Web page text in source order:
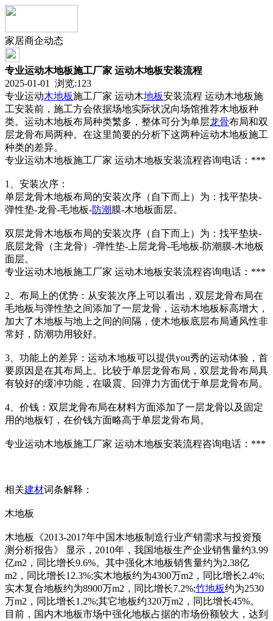
家居商企动态
专业运动木地板施工厂家 运动木地板安装流程
2025-01-01 浏览:123
专业运动木地板施工厂家 运动木地板安装流程 运动木地板施
工安装前，施工方会依据场地实际状况向场馆推荐木地板种
类。运动木地板布局种类繁多，整体可分为单层龙骨布局和双
层龙骨布局两种。在这里简要的分析下这两种运动木地板施工
种类的差异。
专业运动木地板施工厂家 运动木地板安装流程咨询电话：***
1、安装次序：
单层龙骨木地板布局的安装次序（自下而上）为：找平垫块-
弹性垫-龙骨-毛地板-防潮膜-木地板面层。
双层龙骨木地板布局的安装次序（自下而上）为：找平垫块-
底层龙骨（主龙骨）-弹性垫-上层龙骨-毛地板-防潮膜-木地板
面层。
专业运动木地板施工厂家 运动木地板安装流程咨询电话：***
2、布局上的优势：从安装次序上可以看出，双层龙骨布局在
毛地板与弹性垫之间添加了一层龙骨，运动木地板标高增大，
加大了木地板与地上之间的间隔，使木地板底层布局通风性非
常好，防潮功用较好。
3、功能上的差异：运动木地板可以提供you秀的运动体验，首
要原因是在其布局上。比较于单层龙骨布局，双层龙骨布局具
有较好的缓冲功能，在吸震、回弹力方面优于单层龙骨布局。
4、价钱：双层龙骨布局在材料方面添加了一层龙骨以及固定
用的地板钉，在价钱方面略高于单层龙骨布局。
专业运动木地板施工厂家 运动木地板安装流程咨询电话：***
相关建材词条解释：
木地板
木地板《2013-2017年中国木地板制造行业产销需求与投资预
测分析报告》 显示，2010年，我国地板生产企业销售量约3.99
亿m2，同比增长9.6%。其中强化木地板销售量约为2.38亿
m2，同比增长12.3%;实木地板约为4300万m2，同比增长2.4%;
实木复合地板约为8900万m2，同比增长7.2%;竹地板约为2530
万m2，同比增长1.2%;其它地板约320万m2，同比增长45%。
目前，国内木地板市场中强化地板占据的市场份额较大，达到